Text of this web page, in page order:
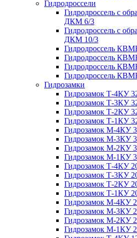
Гидродроссели
Гидродроссель с
ДКМ 6/3
Гидродроссель с
ДКМ 10/3
Гидродроссель
Гидродроссель
Гидродроссель
Гидродроссель
Гидрозамки
Гидрозамок Т-4КУ
Гидрозамок Т-3КУ
Гидрозамок Т-2КУ
Гидрозамок Т-1КУ
Гидрозамок М-4КУ
Гидрозамок М-3КУ
Гидрозамок М-2КУ
Гидрозамок М-1КУ
Гидрозамок Т-4КУ
Гидрозамок Т-3КУ
Гидрозамок Т-2КУ
Гидрозамок Т-1КУ
Гидрозамок М-4КУ
Гидрозамок М-3КУ
Гидрозамок М-2КУ
Гидрозамок М-1КУ